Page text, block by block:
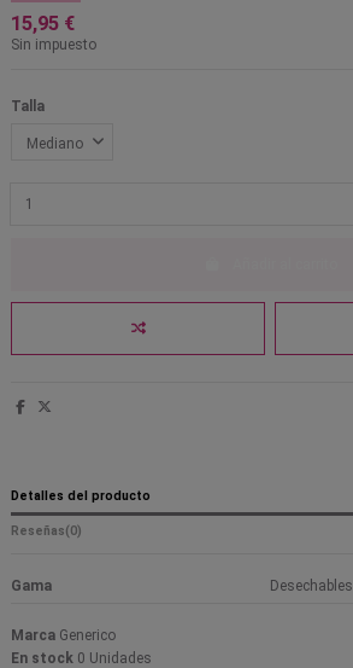
15,95 €
Sin impuesto
Talla
Detalles del producto
Reseñas(0)
Gama Desechables
Marca Generico
En stock 0 Unidades